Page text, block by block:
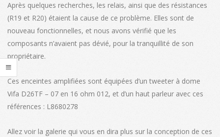
Après quelques recherches, les relais, ainsi que des résistances
(R19 et R20) étaient la cause de ce problème. Elles sont de
nouveau fonctionnelles, et nous avons vérifié que les
composants n’avaient pas dévié, pour la tranquillité de son
propriétaire.
Ces enceintes amplifiées sont équipées d’un tweeter à dome
Vifa D26TF – 07 en 16 ohm 012, et d’un haut parleur avec ces
références : L8680278
Allez voir la galerie qui vous en dira plus sur la conception de ces